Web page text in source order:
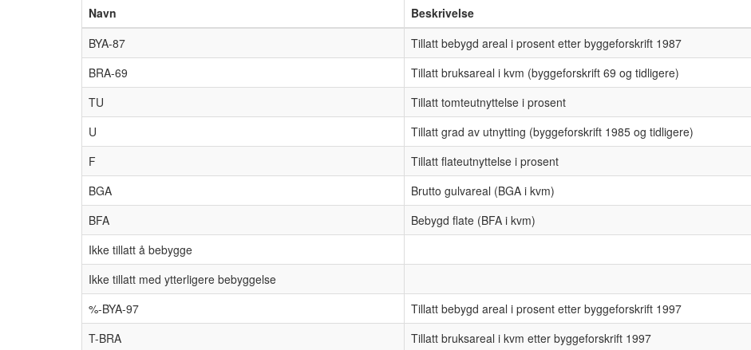
Navn Beskrivelse
BYA-87
Tillatt bebygd areal i prosent etter byggeforskrift 1987
BRA-69
Tillatt bruksareal i kvm (byggeforskrift 69 og tidligere)
TU
Tillatt tomteutnyttelse i prosent
U
Tillatt grad av utnytting (byggeforskrift 1985 og tidligere)
F
Tillatt flateutnyttelse i prosent
BGA
Brutto gulvareal (BGA i kvm)
BFA
Bebygd flate (BFA i kvm)
Ikke tillatt å bebygge
Ikke tillatt med ytterligere bebyggelse
%-BYA-97
Tillatt bebygd areal i prosent etter byggeforskrift 1997
T-BRA
Tillatt bruksareal i kvm etter byggeforskrift 1997